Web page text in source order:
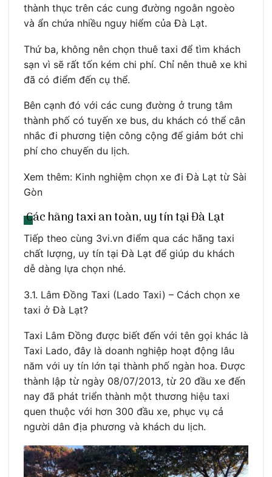
thành thục trên các cung đường ngoằn ngoèo
và ẩn chứa nhiều nguy hiểm của Đà Lạt.
Thứ ba, không nên chọn thuê taxi để tìm khách
sạn vì sẽ rất tốn kém chi phí. Chỉ nên thuê xe khi
đã có điểm đến cụ thể.
Bên cạnh đó với các cung đường ở trung tâm
thành phố có tuyến xe bus, du khách có thể cân
nhắc đi phương tiện công cộng để giảm bớt chi
phí cho chuyến du lịch.
Xem thêm: Kinh nghiệm chọn xe đi Đà Lạt từ Sài
Gòn
Các hãng taxi an toàn, uy tín tại Đà Lạt
Tiếp theo cùng 3vi.vn điểm qua các hãng taxi
chất lượng, uy tín tại Đà Lạt để giúp du khách
dễ dàng lựa chọn nhé.
3.1. Lâm Đồng Taxi (Lado Taxi) – Cách chọn xe
taxi ở Đà Lạt?
Taxi Lâm Đồng được biết đến với tên gọi khác là
Taxi Lado, đây là doanh nghiệp hoạt động lâu
năm với uy tín lớn tại thành phố ngàn hoa. Được
thành lập từ ngày 08/07/2013, từ 20 đầu xe đến
nay đã phát triển thành một thương hiệu taxi
quen thuộc với hơn 300 đầu xe, phục vụ cả
người dân địa phương và khách du lịch.